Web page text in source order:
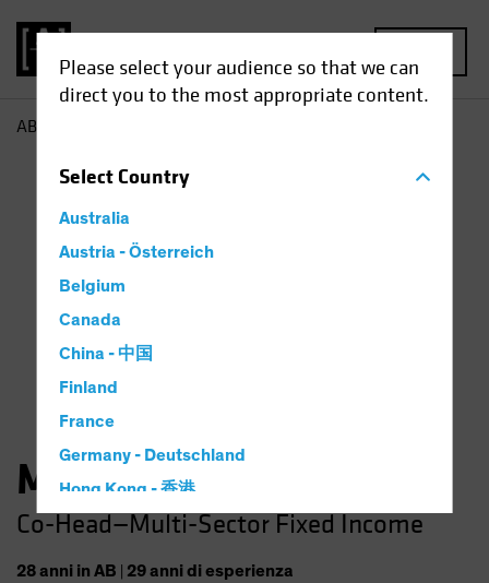
Please select your audience so that we can
direct you to the most appropriate content.
SelectCountry
Australia
Austria - Österreich
Belgium
Canada
China - 中国
Finland
France
Germany - Deutschland
Hong Kong - 香港
Hungary
AB
Matthew Sheridan, CFA
Co-Head—Multi-Sector Fixed Income
28anni in AB 29anni di esperienza